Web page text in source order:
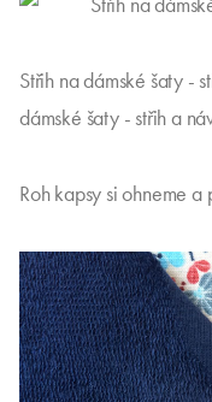
Střih na dámské šaty -
dámské šaty - střih a
Roh kapsy si ohneme